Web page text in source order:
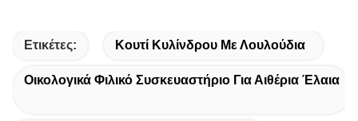
Ετικέτες: Κουτί Κυλίνδρου Με Λουλούδια
Οικολογικά Φιλικό Συσκευαστήριο Για Αιθέρια Έλαια